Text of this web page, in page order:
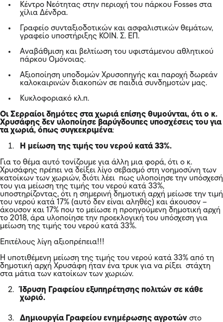
Κέντρο Νεότητας στην περιοχή του πάρκου Fosses στα
χίλια Δένδρα.
Γραφείο συνταξιοδοτικών και ασφαλιστικών θεμάτων,
γραφείο υποστήριξης ΚΟΙΝ. Σ. ΕΠ.
Αναβάθμιση και βελτίωση του υφιστάμενου αθλητικού
πάρκου Ομόνοιας.
Αξιοποίηση υποδομών Χρυσοπηγής και παροχή δωρεάν
καλοκαιρινών διακοπών σε παιδιά συνδημοτών μας.
Κυκλοφοριακό κλ.π.
Οι Σερραίοι δημότες στα χωριά επίσης θυμούνται, ότι ο κ.
Χρυσάφης δεν υλοποίησε βαρύγδουπες υποσχέσεις του για
τα χωριά, όπως συγκεκριμένα:
Η μείωση της τιμής του νερού κατά 33%.
Για το θέμα αυτό τονίζουμε για άλλη μια φορά, ότι ο κ.
Χρυσάφης πρέπει να δείξει λίγο σεβασμό στη νοημοσύνη των
κατοίκων των χωριών, διότι λέει πως υλοποίησε την υπόσχεσή
του για μείωση της τιμής του νερού κατά 33%,
υποστηρίζοντας, ότι η σημερινή δημοτική αρχή μείωσε την τιμή
του νερού κατά 17% (αυτό δεν είναι αληθές) και άκουσον –
άκουσον και 17% που το μείωσε η προηγούμενη δημοτική αρχή
το 2018, άρα υλοποίησε την προεκλογική του υπόσχεση για
μείωση της τιμής του νερού κατά 33%.
Επιτέλους λίγη αξιοπρέπεια!!!
Η υποτιθέμενη μείωση της τιμής του νερού κατά 33% από τη
δημοτική αρχή Χρυσάφη ήταν ένα τρυκ για να ρίξει στάχτη
στα μάτια των κατοίκων των χωριών.
Ίδρυση Γραφείου εξυπηρέτησης πολιτών σε κάθε
χωριό.
Δημιουργία Γραφείου ενημέρωσης αγροτών στο